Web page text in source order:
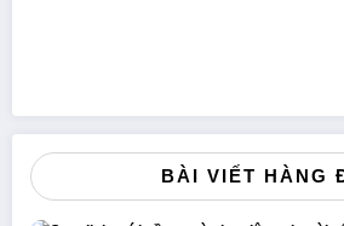
BÀI VIẾT HÀNG